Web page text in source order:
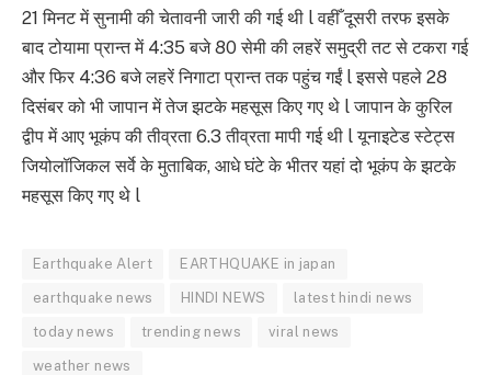
21 मिनट में सुनामी की चेतावनी जारी की गई थी l वहीँ दूसरी तरफ इसके
बाद टोयामा प्रान्त में 4:35 बजे 80 सेमी की लहरें समुद्री तट से टकरा गई
और फिर 4:36 बजे लहरें निगाटा प्रान्त तक पहुंच गईं l इससे पहले 28
दिसंबर को भी जापान में तेज झटके महसूस किए गए थे l जापान के कुरिल
द्वीप में आए भूकंप की तीव्रता 6.3 तीव्रता मापी गई थी l यूनाइटेड स्टेट्स
जियोलॉजिकल सर्वे के मुताबिक, आधे घंटे के भीतर यहां दो भूकंप के झटके
महसूस किए गए थे l
Earthquake Alert EARTHQUAKE in japan
earthquake news HINDI NEWS latest hindi news
today news trending news viral news
weather news